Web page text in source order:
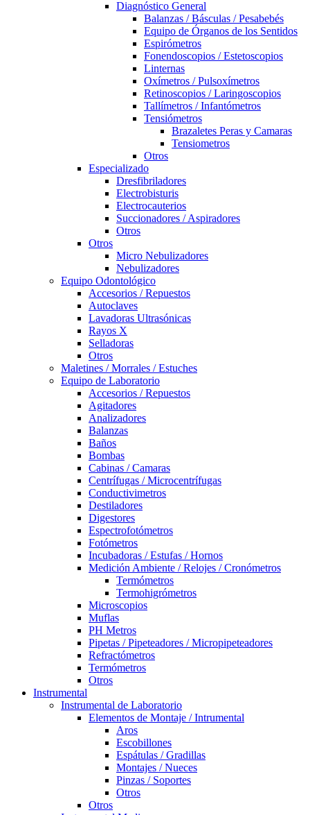
Diagnóstico General
Balanzas / Básculas / Pesabebés
Equipo de Órganos de los Sentidos
Espirómetros
Fonendoscopios / Estetoscopios
Linternas
Oxímetros / Pulsoxímetros
Retinoscopios / Laringoscopios
Tallímetros / Infantómetros
Tensiómetros
Brazaletes Peras y Camaras
Tensiometros
Otros
Especializado
Dresfibriladores
Electrobisturis
Electrocauterios
Succionadores / Aspiradores
Otros
Otros
Micro Nebulizadores
Nebulizadores
Equipo Odontológico
Accesorios / Repuestos
Autoclaves
Lavadoras Ultrasónicas
Rayos X
Selladoras
Otros
Maletines / Morrales / Estuches
Equipo de Laboratorio
Accesorios / Repuestos
Agitadores
Analizadores
Balanzas
Baños
Bombas
Cabinas / Camaras
Centrífugas / Microcentrífugas
Conductivimetros
Destiladores
Digestores
Espectrofotómetros
Fotómetros
Incubadoras / Estufas / Hornos
Medición Ambiente / Relojes / Cronómetros
Termómetros
Termohigrómetros
Microscopios
Muflas
PH Metros
Pipetas / Pipeteadores / Micropipeteadores
Refractómetros
Termómetros
Otros
Instrumental
Instrumental de Laboratorio
Elementos de Montaje / Intrumental
Aros
Escobillones
Espátulas / Gradillas
Montajes / Nueces
Pinzas / Soportes
Otros
Otros